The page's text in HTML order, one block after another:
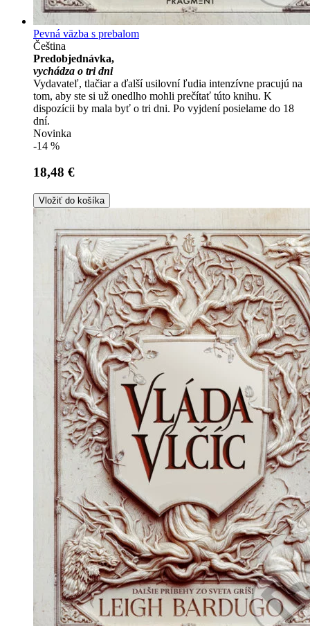
Pevná väzba s prebalom
Čeština
Predobjednávka,
vychádza o tri dni
Vydavateľ, tlačiar a ďalší usilovní ľudia intenzívne pracujú na
tom, aby ste si už onedlho mohli prečítať túto knihu. K
dispozícii by mala byť o tri dni. Po vyjdení posielame do 18
dní.
Novinka
-14 %
18,48 €
Vložiť do košíka